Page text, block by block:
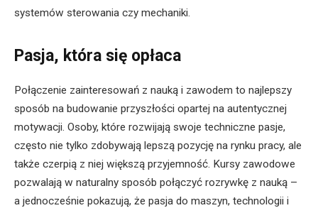
systemów sterowania czy mechaniki.
Pasja, która się opłaca
Połączenie zainteresowań z nauką i zawodem to najlepszy
sposób na budowanie przyszłości opartej na autentycznej
motywacji. Osoby, które rozwijają swoje techniczne pasje,
często nie tylko zdobywają lepszą pozycję na rynku pracy, ale
także czerpią z niej większą przyjemność. Kursy zawodowe
pozwalają w naturalny sposób połączyć rozrywkę z nauką –
a jednocześnie pokazują, że pasja do maszyn, technologii i